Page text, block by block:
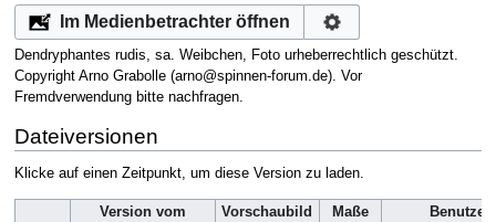
Im Medienbetrachter öffnen
Dendryphantes rudis, sa. Weibchen, Foto urheberrechtlich geschützt.
Copyright Arno Grabolle (arno@spinnen-forum.de). Vor
Fremdverwendung bitte nachfragen.
Dateiversionen
Klicke auf einen Zeitpunkt, um diese Version zu laden.
Version vom Vorschaubild Maße
Benutzer